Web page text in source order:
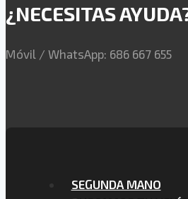
¿NECESITAS
Móvil / WhatsApp: 686 667 655
SEGUNDA MANO